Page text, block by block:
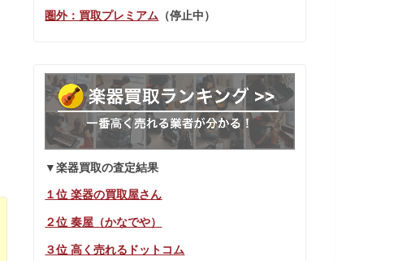
圏外：買取プレミアム （停止中）
▼楽器買取の査定結果
１位 楽器の買取屋さん
２位 奏屋（かなでや）
３位 高く売れるドットコム